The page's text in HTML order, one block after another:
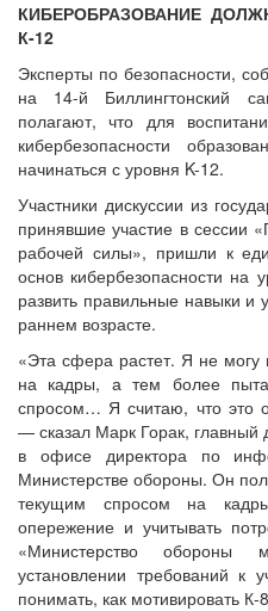
КИБЕРОБРАЗОВАНИЕ
К-12
Эксперты по безопасности,
на 14-й Биллингтонский
полагают, что для
кибербезопасности
начинаться с уровня K-12.
Участники дискуссии из
принявшие участие в сессии
рабочей силы», пришли к
основ кибербезопасности на
развить правильные навыки и
раннем возрасте.
«Эта сфера растет. Я не могу
на кадры, а тем более
спросом… Я считаю, что это
— сказал Марк Горак, главный
в офисе директора по
Министерстве обороны. Он
текущим спросом на
опережение и учитывать
«Министерство
установлении требований
понимать, как мотивировать К-